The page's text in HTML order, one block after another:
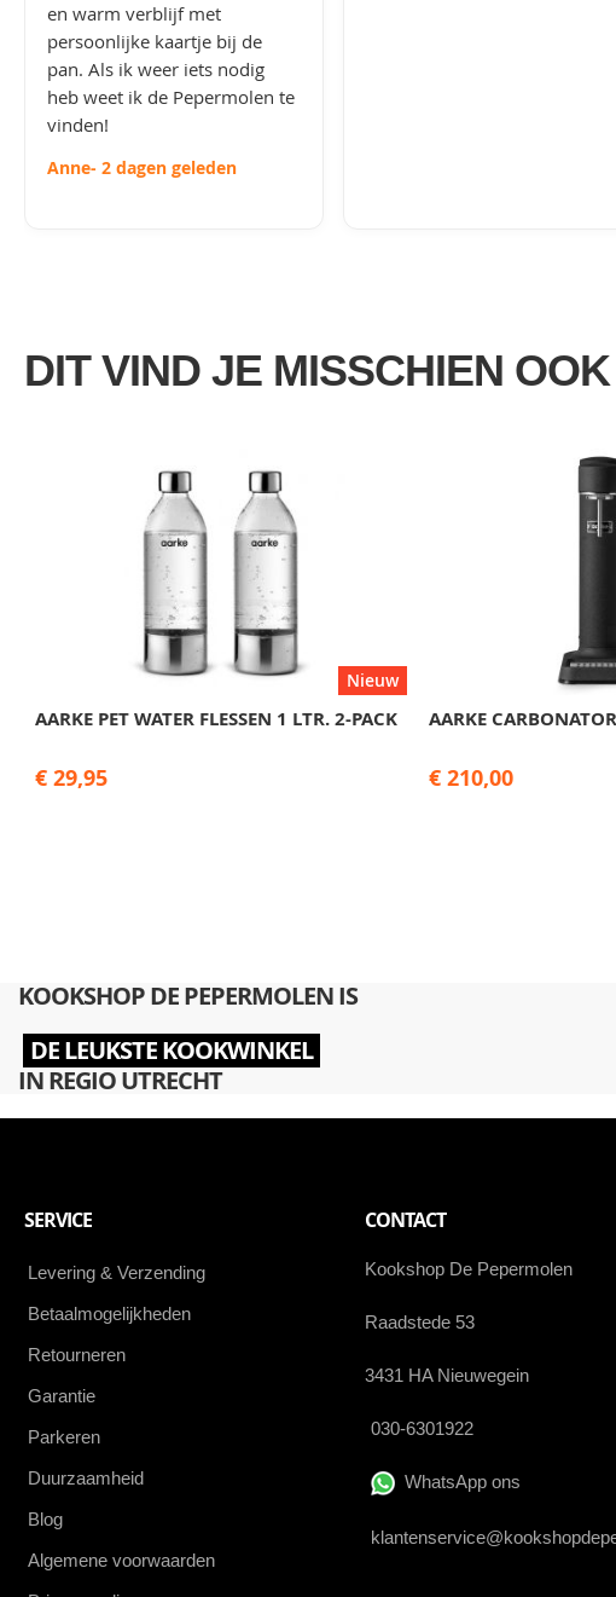
en warm verblijf met
persoonlijke kaartje bij de
pan. Als ik weer iets nodig
heb weet ik de Pepermolen te
vinden!
Anne- 2 dagen geleden
DIT VIND JE MISSCHIEN
Nieuw
AARKE PET WATER FLESSEN 1 LTR. 2-PACK
€ 29,95
AARKE
€ 210,00
KOOKSHOP DE PEPERMOLEN IS
DE LEUKSTE KOOKWINKEL
IN REGIO UTRECHT
SERVICE
Levering & Verzending
Betaalmogelijkheden
Retourneren
Garantie
Parkeren
Duurzaamheid
Blog
Algemene voorwaarden
CONTACT
Kookshop De Pepermolen
Raadstede 53
3431 HA Nieuwegein
030-6301922
WhatsApp ons